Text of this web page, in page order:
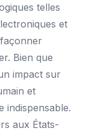
telles
et
Bien que
impact sur
et
indispensable.
aux États-